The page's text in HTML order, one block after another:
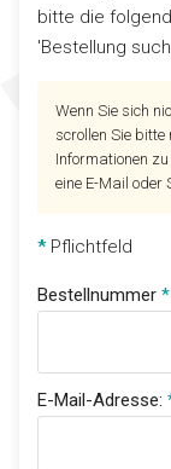
bitte die
'Bestellung
Wenn Sie sich
scrollen Sie
Informationen
eine E-Mail oder
*Pflichtfeld
Bestellnummer
E-Mail-Adresse: